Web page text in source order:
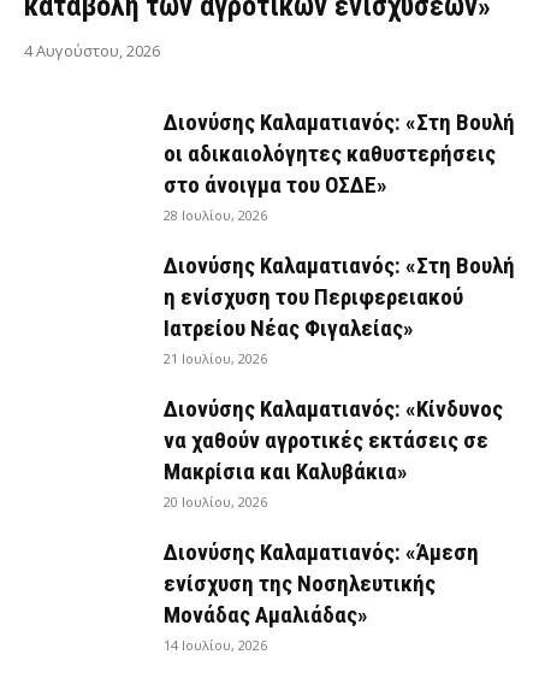
4 Αυγούστου, 2026
Διονύσης Καλαματιανός: «Στη Βουλή
οι αδικαιολόγητες καθυστερήσεις
στο άνοιγμα του ΟΣΔΕ»
28 Ιουλίου, 2026
Διονύσης Καλαματιανός: «Στη Βουλή
η ενίσχυση του Περιφερειακού
Ιατρείου Νέας Φιγαλείας»
21 Ιουλίου, 2026
Διονύσης Καλαματιανός: «Κίνδυνος
να χαθούν αγροτικές εκτάσεις σε
Μακρίσια και Καλυβάκια»
20 Ιουλίου, 2026
Διονύσης Καλαματιανός: «Άμεση
ενίσχυση της Νοσηλευτικής
Μονάδας Αμαλιάδας»
14 Ιουλίου, 2026